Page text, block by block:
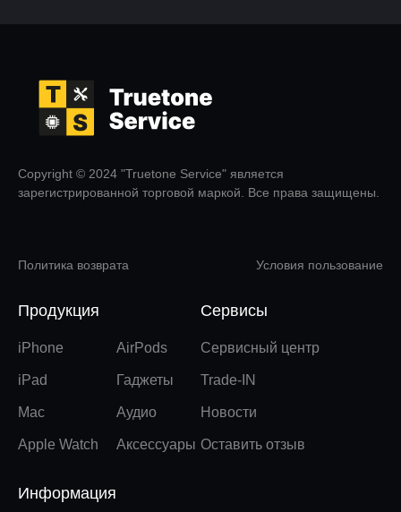
Copyright © 2024 "Truetone Service" является
зарегистрированной торговой маркой. Все права защищены.
Политика возврата Условия пользование
Продукция
iPhone
iPad
Mac
Apple Watch
AirPods
Гаджеты
Аудио
Аксессуары
Сервисы
Сервисный центр
Trade-IN
Новости
Оставить отзыв
Информация